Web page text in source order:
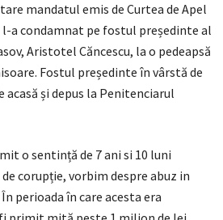
mandatul emis de Curtea de Apel
l-a condamnat pe fostul președinte al
Aristotel Căncescu, la o pedeapsă
Fostul președinte în vârstă de
acasă și depus la Penitenciarul
o sentință de 7 ani si 10 luni
corupție, vorbim despre abuz in
perioada în care acesta era